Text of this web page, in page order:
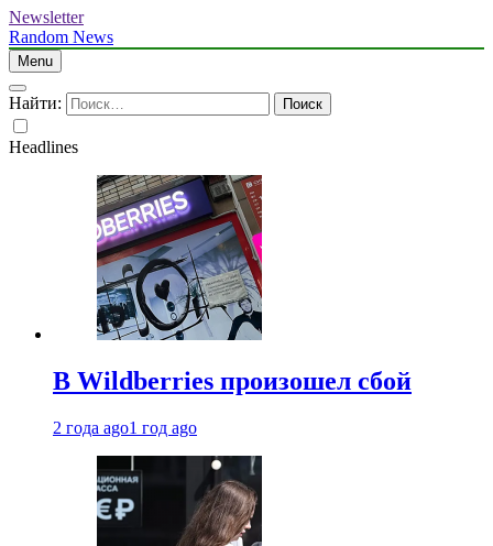
Newsletter
Random News
Menu
Найти:
Headlines
В Wildberries произошел сбой
2 года ago1 год ago